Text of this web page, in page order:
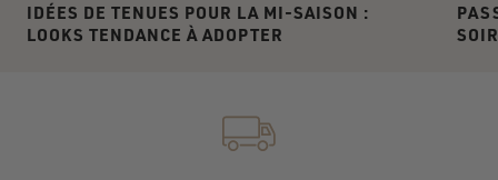
IDÉES DE TENUES POUR LA MI-SAISON :
LOOKS TENDANCE À ADOPTER